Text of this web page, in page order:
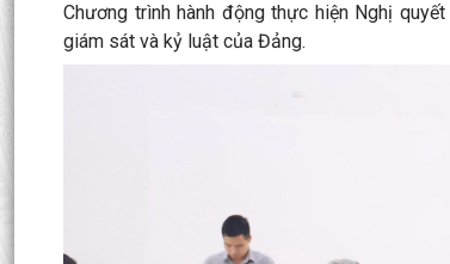
Chương trình hành động thực hiện Nghị
giám sát và kỷ luật của Đảng.